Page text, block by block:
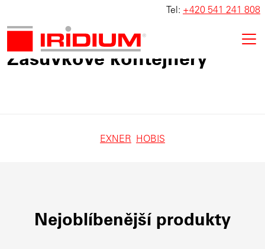
Tel: +420 541 241 808
Zásuvkové kontejnery
EXNER HOBIS
Nejoblíbenější produkty